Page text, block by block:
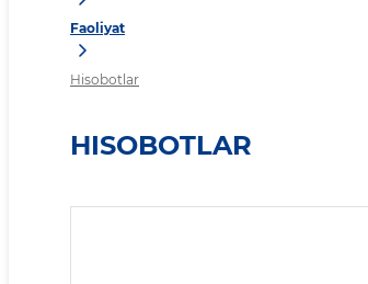
Faoliyat
Hisobotlar
HISOBOTLAR